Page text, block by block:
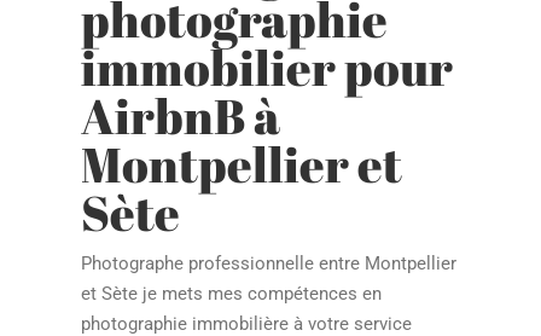
photographie
immobilier pour
AirbnB à
Montpellier et
Sète
Photographe professionnelle entre Montpellier
et Sète je mets mes compétences en
photographie immobilière à votre service